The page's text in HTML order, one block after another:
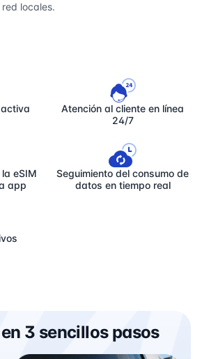
locales.
activa
Atención al cliente en línea
24/7
eSIM
app
Seguimiento del consumo de
datos en tiempo real
3 sencillos pasos